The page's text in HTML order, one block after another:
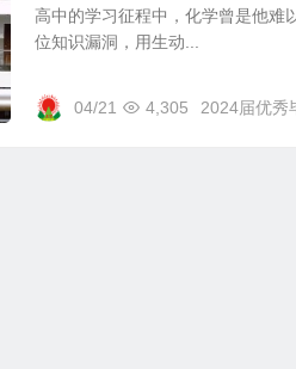
高中的学习征程中，化学曾是他难
位知识漏洞，用生动...
04/21 4,305 2024届优秀